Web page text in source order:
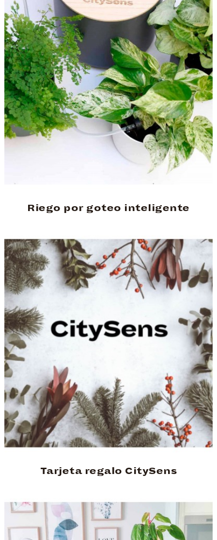
Riego por goteo inteligente
Tarjeta regalo CitySens